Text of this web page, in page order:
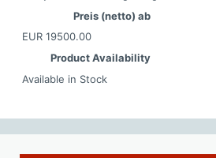
Preis (netto) ab
EUR19500.00
Product Availability
Available in Stock